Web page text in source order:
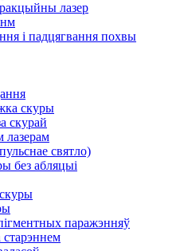
лазер
і падцягвання похвы
скуры
скурай
лазерам
святло)
без абляцыі
паражэнняў